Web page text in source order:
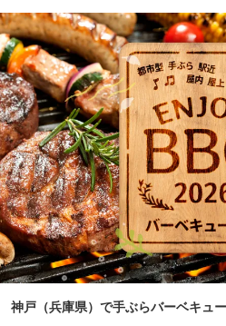
神戸（兵庫県）で手ぶらバーベキュ